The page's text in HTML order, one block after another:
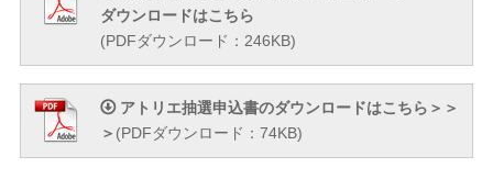
ダウンロードはこちら
(PDFダウンロード：246KB)
アトリエ抽選申込書のダウンロードはこちら＞＞
＞ (PDFダウンロード：74KB)